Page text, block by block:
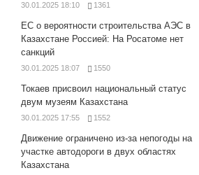
30.01.2025 18:10 1361
ЕС о вероятности строительства АЭС в
Казахстане Россией: На Росатоме нет
санкций
30.01.2025 18:07 1550
Токаев присвоил национальный статус
двум музеям Казахстана
30.01.2025 17:55 1552
Движение ограничено из-за непогоды на
участке автодороги в двух областях
Казахстана